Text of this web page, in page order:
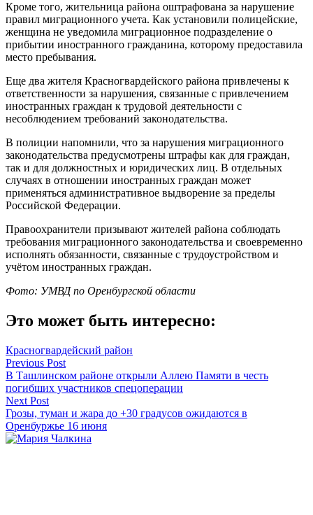
Кроме того, жительница района оштрафована за нарушение
правил миграционного учета. Как установили полицейские,
женщина не уведомила миграционное подразделение о
прибытии иностранного гражданина, которому предоставила
место пребывания.
Еще два жителя Красногвардейского района привлечены к
ответственности за нарушения, связанные с привлечением
иностранных граждан к трудовой деятельности с
несоблюдением требований законодательства.
В полиции напомнили, что за нарушения миграционного
законодательства предусмотрены штрафы как для граждан,
так и для должностных и юридических лиц. В отдельных
случаях в отношении иностранных граждан может
применяться административное выдворение за пределы
Российской Федерации.
Правоохранители призывают жителей района соблюдать
требования миграционного законодательства и своевременно
исполнять обязанности, связанные с трудоустройством и
учётом иностранных граждан.
Фото: УМВД по Оренбургской области
Это может быть интересно:
Красногвардейский район
Навигация
по
записям
Previous Post
В Ташлинском районе открыли Аллею Памяти в честь
погибших участников спецоперации
Next Post
Грозы, туман и жара до +30 градусов ожидаются в
Оренбуржье 16 июня